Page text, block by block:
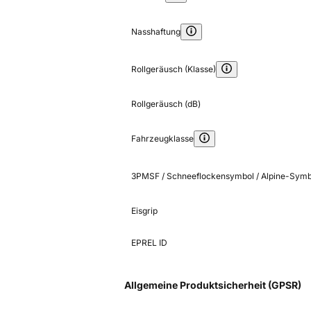
Nasshaftung
Rollgeräusch (Klasse)
Rollgeräusch (dB)
Fahrzeugklasse
3PMSF / Schneeflockensymbol / Alpine-
Eisgrip
EPREL ID
Allgemeine Produktsicherheit (GPSR)